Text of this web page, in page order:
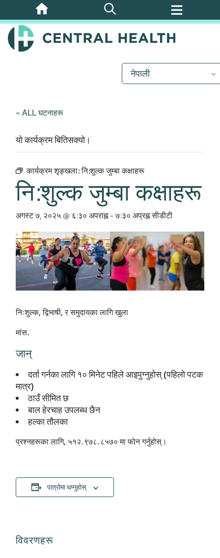
मुख्य
सामग्रीमा
जानुहोस्
नेपाली
« ALL घटनाहरू
यो कार्यक्रम बितिसक्यो।
कार्यक्रम शृङ्खला:नि:शुल्क जुम्बा कक्षाहरू
नि:शुल्क जुम्बा कक्षाहरू
अगस्ट ७, २०२५ @ ६:३० अपराह्न- ७:३० अप्रह्नसीडीटी
निःशुल्क, द्विभाषी, र समुदायका लागि खुला
मांस.
जान्
दर्ता गर्नका लागि १० मिनेट पहिले आइपुग्नुहोस् (पहिलो पटक
मात्र)
ठाउँ सीमित छ
बाल हेरचाह उपलब्ध छैन
हल्का तौलका
प्रश्नहरूका लागि, ५१२.९७८.८५७० मा फोन गर्नुहोस्।
पात्रोमा थप्नुहोस्
विवरणहरू